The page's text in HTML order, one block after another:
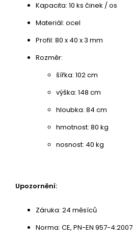
Kapacita: 10 ks činek / os
Materiál: ocel
Profil: 80 x 40 x 3 mm
Rozměr:
šířka: 102 cm
výška: 148 cm
hloubka: 84 cm
hmotnost: 80 kg
nosnost: 40 kg
Upozornění:
Záruka: 24 měsíců
Norma: CE, PN-EN 957-4:2007